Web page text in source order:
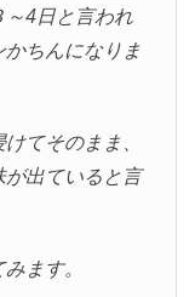
4日と言われ
ちんになりま
てそのまま、
出ていると言
ます。